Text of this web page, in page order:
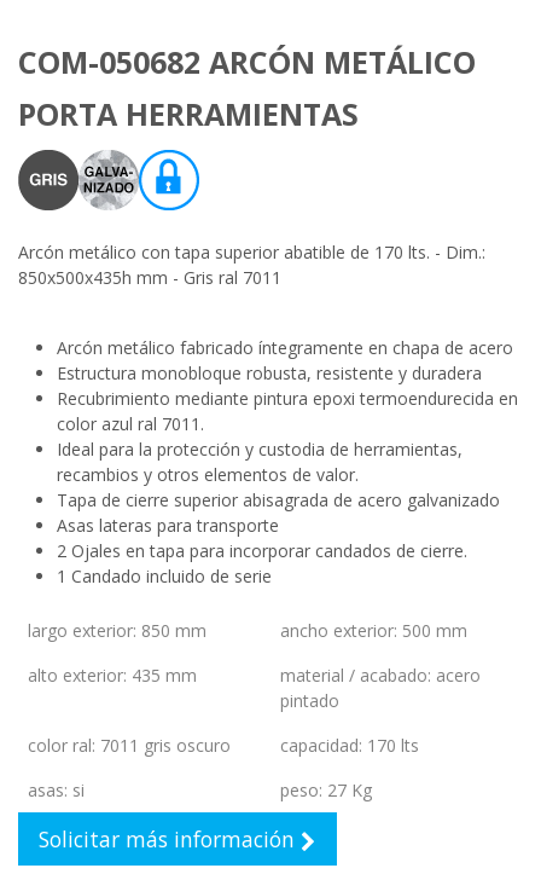
COM-050682 ARCÓN METÁLICO
PORTA HERRAMIENTAS
Arcón metálico con tapa superior abatible de 170 lts. - Dim.:
850x500x435h mm - Gris ral 7011
Arcón metálico fabricado íntegramente en chapa de acero
Estructura monobloque robusta, resistente y duradera
Recubrimiento mediante pintura epoxi termoendurecida en
color azul ral 7011.
Ideal para la protección y custodia de herramientas,
recambios y otros elementos de valor.
Tapa de cierre superior abisagrada de acero galvanizado
Asas lateras para transporte
2 Ojales en tapa para incorporar candados de cierre.
1 Candado incluido de serie
largo exterior: 850 mm ancho exterior: 500 mm
alto exterior: 435 mm material / acabado: acero
pintado
color ral: 7011 gris oscuro capacidad: 170 lts
asas: si peso: 27 Kg
Solicitar más información